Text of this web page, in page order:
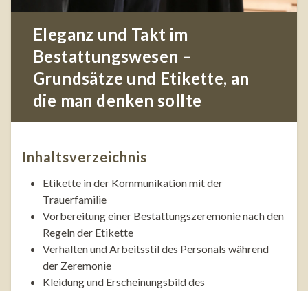
Eleganz und Takt im
Bestattungswesen –
Grundsätze und Etikette, an
die man denken sollte
Inhaltsverzeichnis
Etikette in der Kommunikation mit der
Trauerfamilie
Vorbereitung einer Bestattungszeremonie nach den
Regeln der Etikette
Verhalten und Arbeitsstil des Personals während
der Zeremonie
Kleidung und Erscheinungsbild des